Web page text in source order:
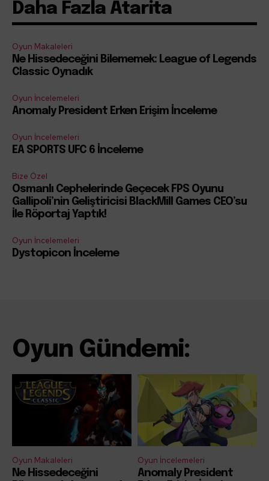
Daha Fazla Atarita
Oyun Makaleleri
Ne Hissedeceğini Bilememek: League of Legends
Classic Oynadık
Oyun İncelemeleri
Anomaly President Erken Erişim İnceleme
Oyun İncelemeleri
EA SPORTS UFC 6 İnceleme
Bize Özel
Osmanlı Cephelerinde Geçecek FPS Oyunu
Gallipoli’nin Geliştiricisi BlackMill Games CEO’su
İle Röportaj Yaptık!
Oyun İncelemeleri
Dystopicon İnceleme
Oyun Gündemi:
Oyun Makaleleri
Ne Hissedeceğini
Oyun İncelemeleri
Anomaly President